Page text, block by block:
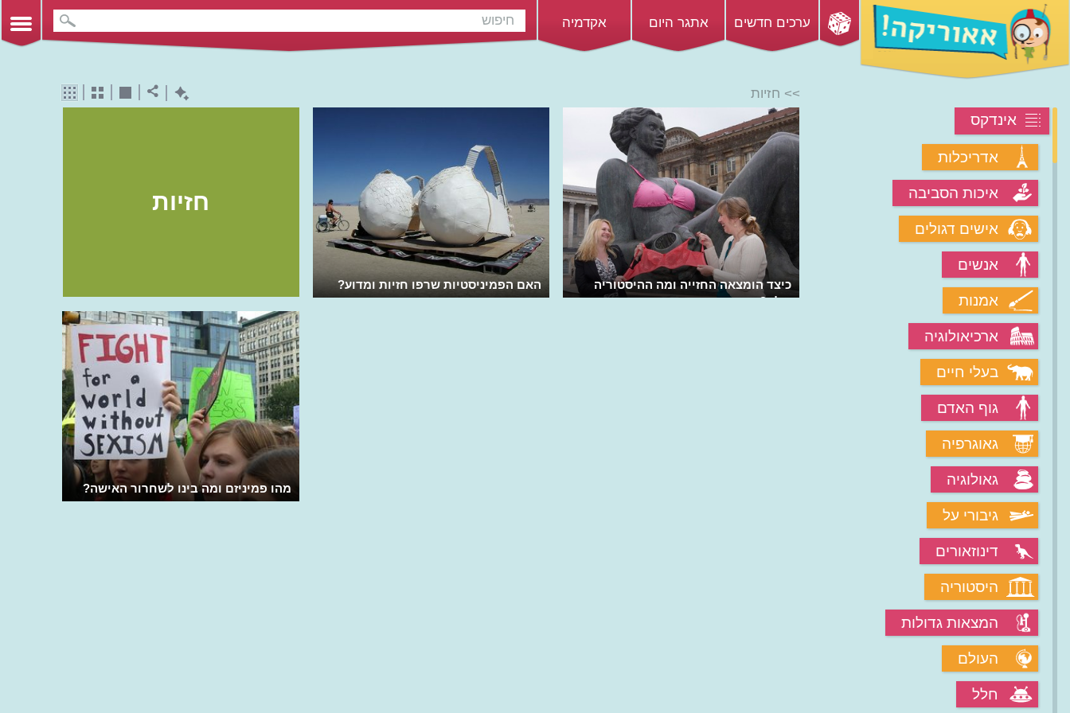
ערכים חדשים אתגר היום אקדמיה
אינדקס
אדריכלות
איכות הסביבה
אישים דגולים
אנשים
אמנות
ארכיאולוגיה
בעלי חיים
גוף האדם
גאוגרפיה
גאולוגיה
גיבורי על
דינוזאורים
היסטוריה
המצאות גדולות
העולם
חלל
>> חזיות
חזיות
האם הפמיניסטיות שרפו חזיות ומדוע?
כיצד הומצאה החזייה ומה ההיסטוריה
שלה?
מהו פמיניזם ומה בינו לשחרור האישה?